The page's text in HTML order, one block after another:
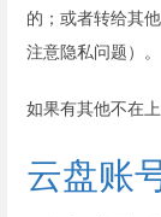
的；或者转给其
注意隐私问题）。
如果有其他不在
云盘账